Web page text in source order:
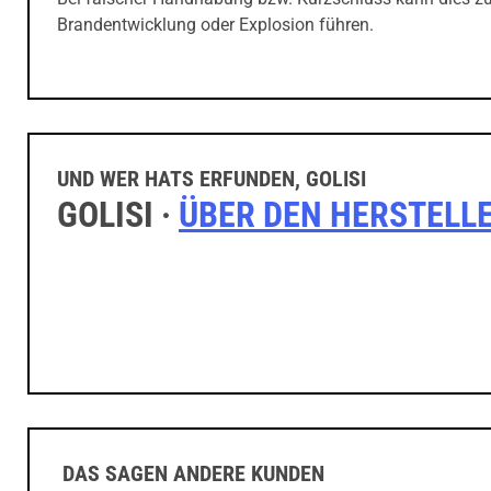
Brandentwicklung oder Explosion führen.
UND WER HATS ERFUNDEN, GOLISI
GOLISI · ÜBER DEN
DAS SAGEN ANDERE KUNDEN